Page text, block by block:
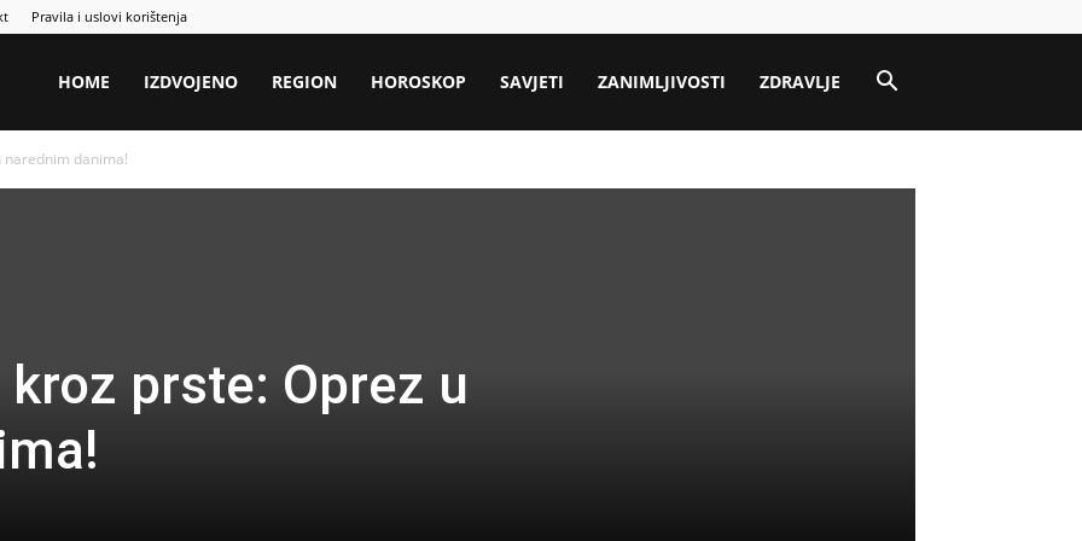
Pravila i uslovi korištenja
HOME IZDVOJENO REGION HOROSKOP SAVJETI ZANIMLJIVOSTI ZDRAVLJE
narednim danima!
prste: Oprez u